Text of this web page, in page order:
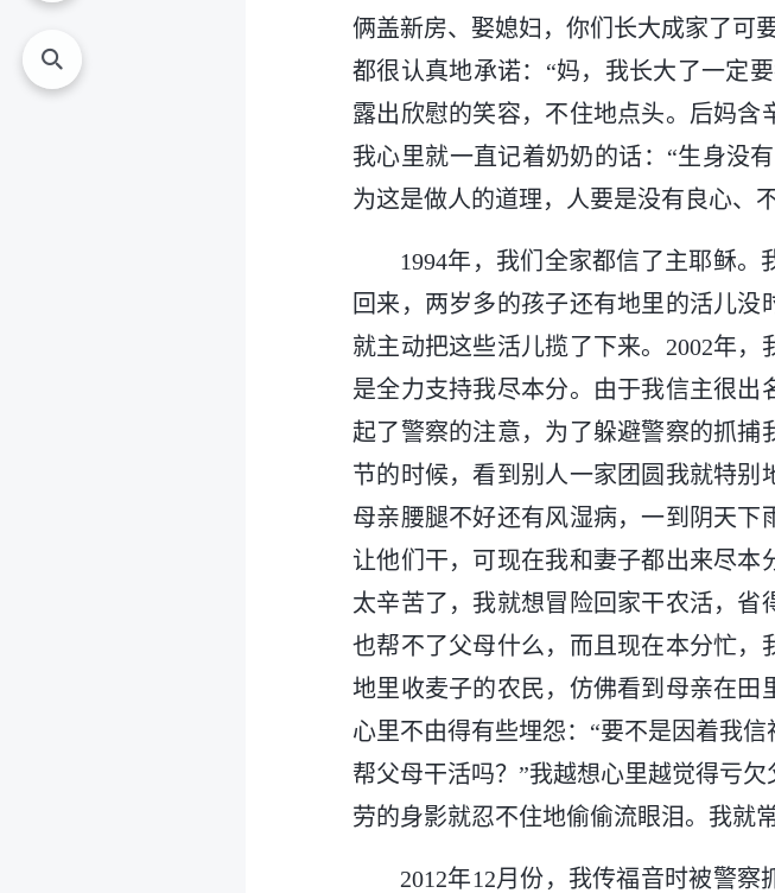
俩盖新房、娶媳妇，你们长大成家了可
都很认真地承诺：“妈，我长大了一定
露出欣慰的笑容，不住地点头。后妈含
我心里就一直记着奶奶的话：“生身没
为这是做人的道理，人要是没有良心、
1994年，我们全家都信了主耶稣
回来，两岁多的孩子还有地里的活儿
就主动把这些活儿揽了下来。2002年
是全力支持我尽本分。由于我信主很出
起了警察的注意，为了躲避警察的抓
节的时候，看到别人一家团圆我就特别
母亲腰腿不好还有风湿病，一到阴天
让他们干，可现在我和妻子都出来尽本
太辛苦了，我就想冒险回家干农活，省
也帮不了父母什么，而且现在本分忙，
地里收麦子的农民，仿佛看到母亲在田
心里不由得有些埋怨：“要不是因着我
帮父母干活吗？”我越想心里越觉得亏
劳的身影就忍不住地偷偷流眼泪。我就
2012年12月份，我传福音时被警